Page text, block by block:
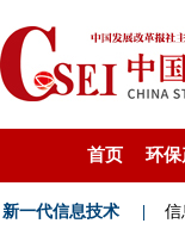
首页 环保
新一代信息技术 信